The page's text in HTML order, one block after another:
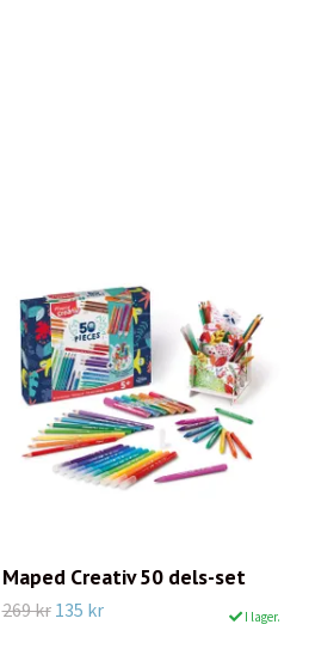
Maped Creativ 50 dels-set
269 kr 135 kr I lager.